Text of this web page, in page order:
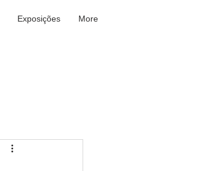
Exposições More